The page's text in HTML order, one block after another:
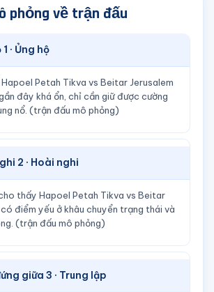
phỏng về trận đấu
· Ủng hộ
Hapoel Petah Tikva vs Beitar Jerusalem
đây khá ổn, chỉ cần giữ được cường
nổ. (trận đấu mô phỏng)
2 · Hoài nghi
thấy Hapoel Petah Tikva vs Beitar
có điểm yếu ở khâu chuyển trạng thái và
(trận đấu mô phỏng)
giữa 3 · Trung lập